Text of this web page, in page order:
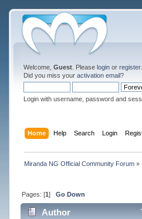
Welcome, Guest. Please loginor register.
Did you miss your activation email?
Login with username, password and
Home Help Search Login
Miranda NG Official Community Forum»
Pages: [1] Go Down
Author